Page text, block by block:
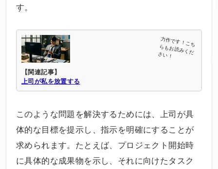
す。
【関連記事】
上司が私を放置する
このような問題を解決するためには、上司が具
体的な目標を提示し、指示を明確にすることが
求められます。たとえば、プロジェクト開始時
に具体的な成果物を示し、それに向けたタスク